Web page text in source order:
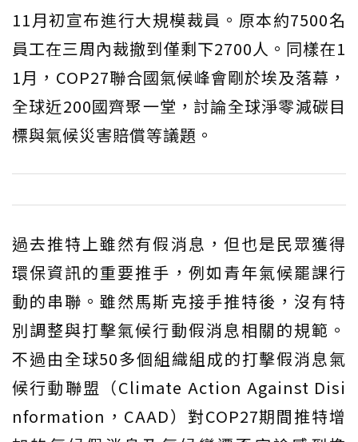
11月初宣布進行大規模裁員。原本約7500名
員工在三周內裁撤到僅剩下2700人。同樣在1
1月，COP27聯合國氣候峰會剛於埃及落幕，
全球近200國齊聚一堂，討論全球淨零減碳目
標與氣候災害賠償等議題。
過去推特上雖然有假消息，但也是民眾獲得
環保資訊的重要推手，例如青年氣候罷課行
動的串聯。雖然馬斯克接手推特後，沒有特
別調整與打擊氣候行動假消息相關的規範。
不過由全球50多個組織組成的打擊假消息氣
候行動聯盟（Climate Action Against Disi
nformation，CAAD）對COP27期間推特增